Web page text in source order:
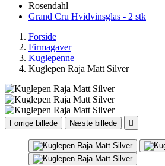
Rosendahl
Grand Cru Hvidvinsglas - 2 stk
Forside
Firmagaver
Kuglepenne
Kuglepen Raja Matt Silver
Forrige billede Næste billede 